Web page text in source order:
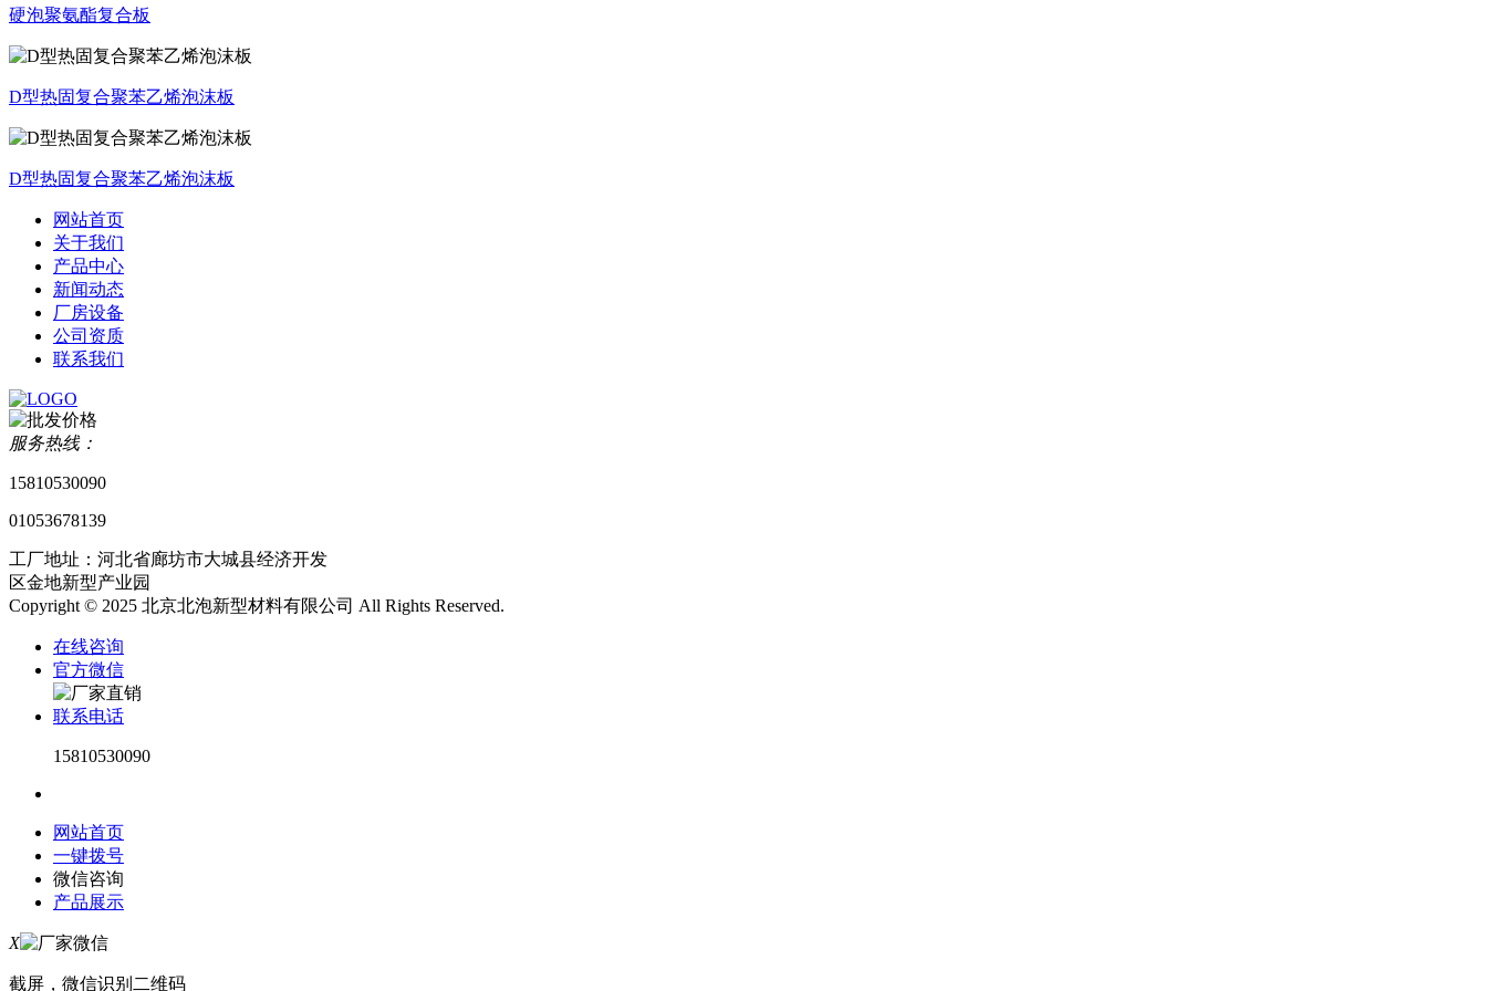
硬泡聚氨酯复合板
D型热固复合聚苯乙烯泡沫板
D型热固复合聚苯乙烯泡沫板
网站首页
关于我们
产品中心
新闻动态
厂房设备
公司资质
联系我们
服务热线：
15810530090
01053678139
工厂地址：河北省廊坊市大城县经济开发
区金地新型产业园
Copyright © 2025 北京北泡新型材料有限公司 All Rights Reserved.
在线咨询
官方微信
联系电话
15810530090
网站首页
一键拨号
微信咨询
产品展示
X
截屏，微信识别二维码